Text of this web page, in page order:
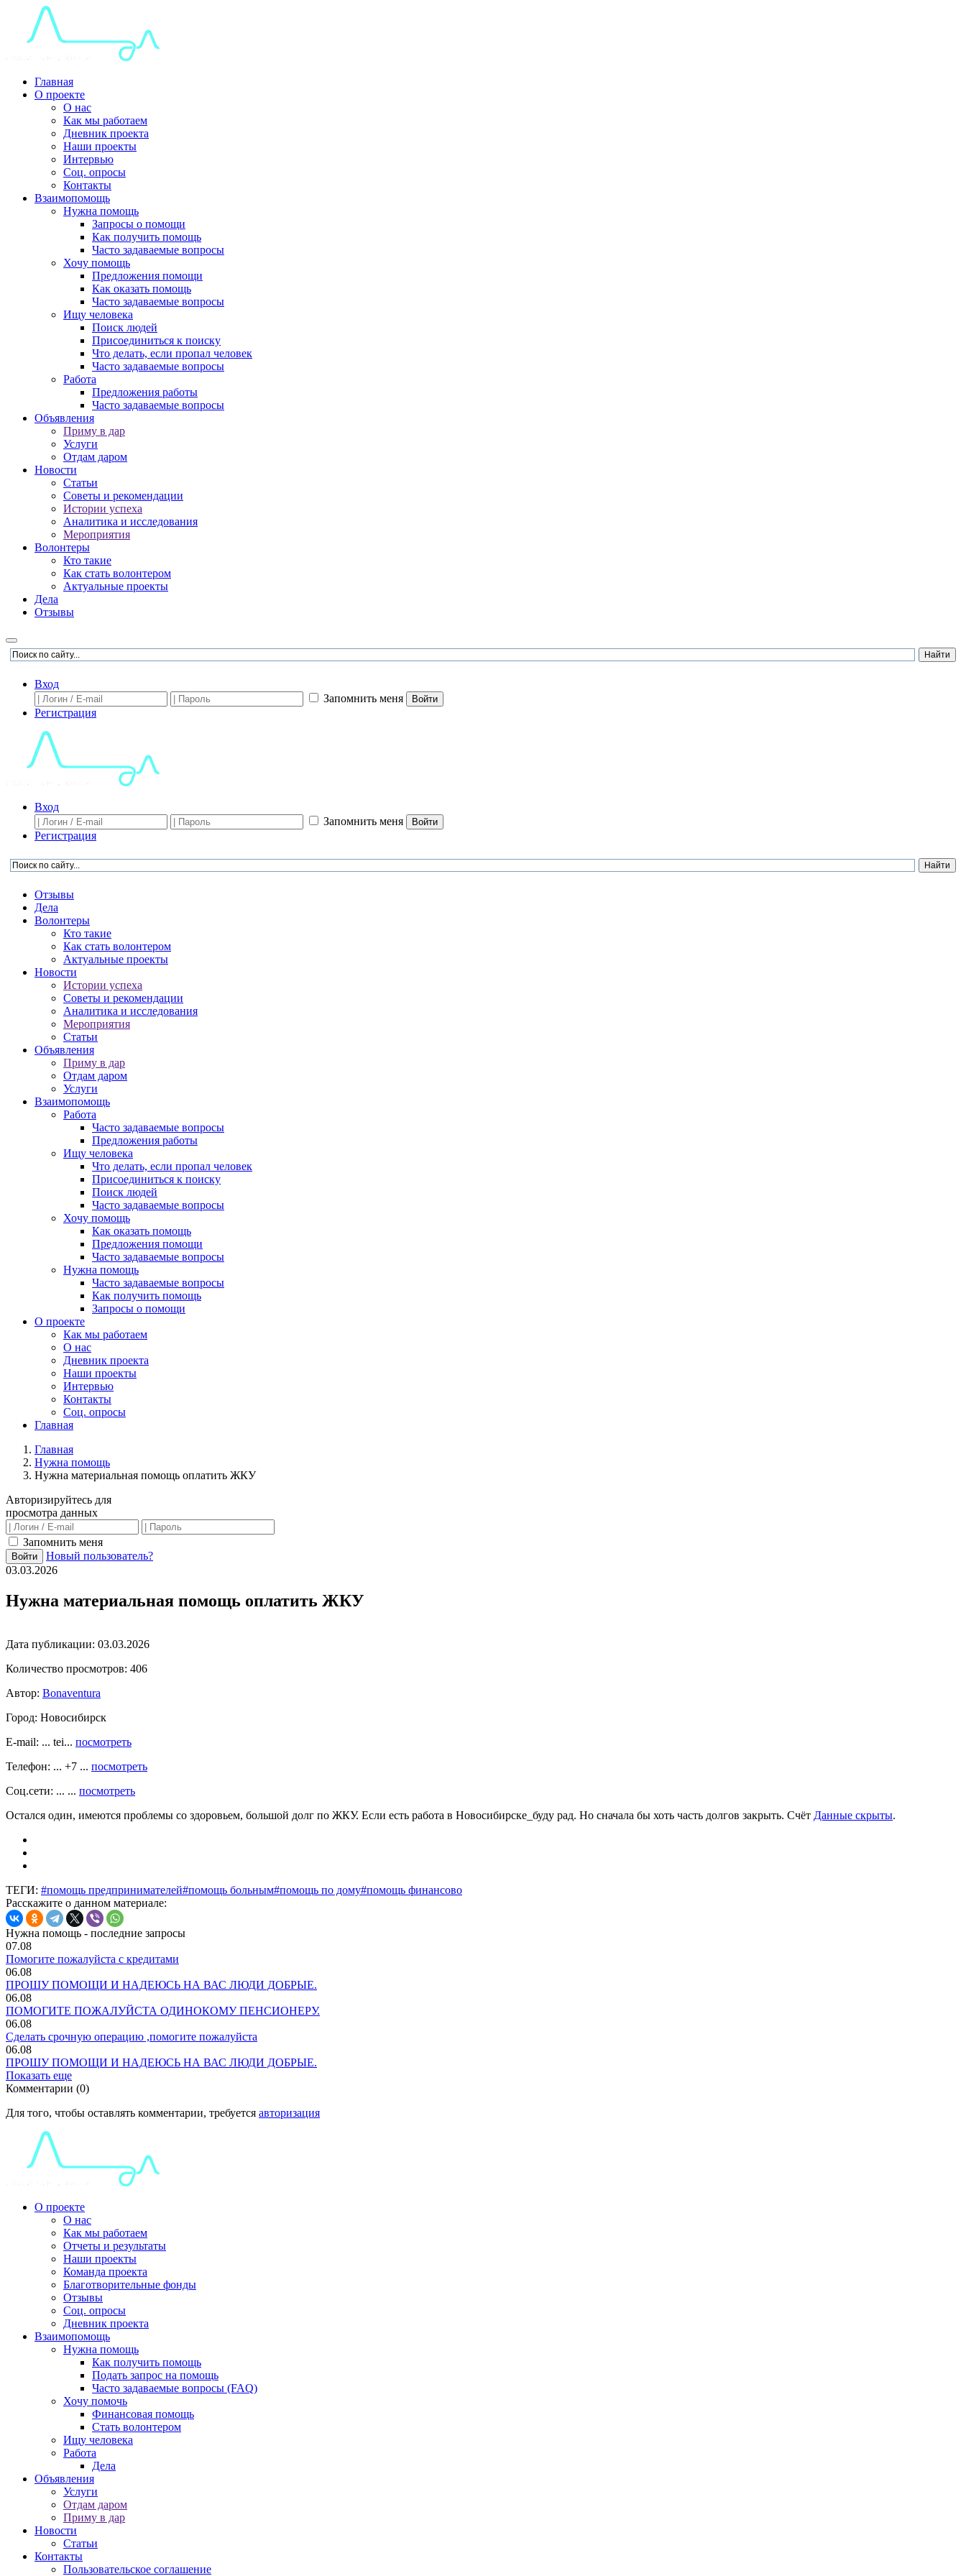
Главная
О проекте
О нас
Как мы работаем
Дневник проекта
Наши проекты
Интервью
Соц. опросы
Контакты
Взаимопомощь
Нужна помощь
Запросы о помощи
Как получить помощь
Часто задаваемые вопросы
Хочу помощь
Предложения помощи
Как оказать помощь
Часто задаваемые вопросы
Ищу человека
Поиск людей
Присоединиться к поиску
Что делать, если пропал человек
Часто задаваемые вопросы
Работа
Предложения работы
Часто задаваемые вопросы
Объявления
Приму в дар
Услуги
Отдам даром
Новости
Статьи
Советы и рекомендации
Истории успеха
Аналитика и исследования
Мероприятия
Волонтеры
Кто такие
Как стать волонтером
Актуальные проекты
Дела
Отзывы
Вход
Запомнить меня
Войти
Регистрация
Вход
Запомнить меня
Войти
Регистрация
Отзывы
Дела
Волонтеры
Кто такие
Как стать волонтером
Актуальные проекты
Новости
Истории успеха
Советы и рекомендации
Аналитика и исследования
Мероприятия
Статьи
Объявления
Приму в дар
Отдам даром
Услуги
Взаимопомощь
Работа
Часто задаваемые вопросы
Предложения работы
Ищу человека
Что делать, если пропал человек
Присоединиться к поиску
Поиск людей
Часто задаваемые вопросы
Хочу помощь
Как оказать помощь
Предложения помощи
Часто задаваемые вопросы
Нужна помощь
Часто задаваемые вопросы
Как получить помощь
Запросы о помощи
О проекте
Как мы работаем
О нас
Дневник проекта
Наши проекты
Интервью
Контакты
Соц. опросы
Главная
Главная
Нужна помощь
Нужна материальная помощь оплатить ЖКУ
Авторизируйтесь для
просмотра данных
Запомнить меня
Войти
Новый пользователь?
03.03.2026
Нужна материальная помощь оплатить ЖКУ
Дата публикации: 03.03.2026
Количество просмотров: 406
Автор: Bonaventura
Город: Новосибирск
E-mail: ... tei... посмотреть
Телефон: ... +7 ... посмотреть
Соц.сети: ... ... посмотреть
Остался один, имеются проблемы со здоровьем, большой долг по ЖКУ. Если есть работа в Новосибирске_буду рад. Но сначала бы хоть часть долгов закрыть. Счёт Данные скрыты.
ТЕГИ: #помощь предпринимателей#помощь больным#помощь по дому#помощь финансово
Расскажите о данном материале:
Нужна помощь - последние запросы
07.08
Помогите пожалуйста с кредитами
06.08
ПРОШУ ПОМОЩИ И НАДЕЮСЬ НА ВАС ЛЮДИ ДОБРЫЕ.
06.08
ПОМОГИТЕ ПОЖАЛУЙСТА ОДИНОКОМУ ПЕНСИОНЕРУ.
06.08
Сделать срочную операцию ,помогите пожалуйста
06.08
ПРОШУ ПОМОЩИ И НАДЕЮСЬ НА ВАС ЛЮДИ ДОБРЫЕ.
Показать еще
Комментарии (0)
Для того, чтобы оставлять комментарии, требуется авторизация
О проекте
О нас
Как мы работаем
Отчеты и результаты
Наши проекты
Команда проекта
Благотворительные фонды
Отзывы
Соц. опросы
Дневник проекта
Взаимопомощь
Нужна помощь
Как получить помощь
Подать запрос на помощь
Часто задаваемые вопросы (FAQ)
Хочу помочь
Финансовая помощь
Стать волонтером
Ищу человека
Работа
Дела
Объявления
Услуги
Отдам даром
Приму в дар
Новости
Статьи
Контакты
Пользовательское соглашение